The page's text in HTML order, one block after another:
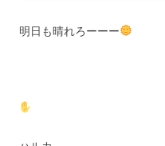
明日も晴れろーーー